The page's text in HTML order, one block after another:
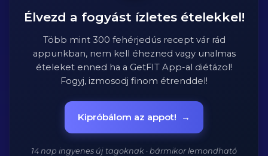
Élvezd a fogyást ízletes ételekkel!
Több mint 300 fehérjedús recept vár rád
appunkban, nem kell éhezned vagy unalmas
ételeket enned ha a GetFIT App-al diétázol!
Fogyj, izmosodj finom étrenddel!
Kipróbálom az appot! →
14 nap ingyenes új tagoknak · bármikor lemondható